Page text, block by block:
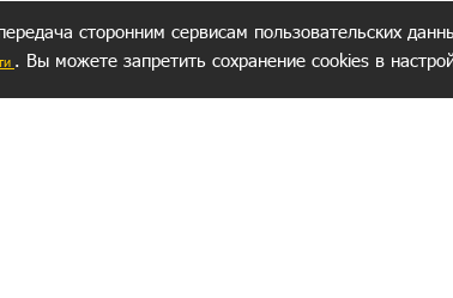
сторонним сервисам пользовательских
. Вы можете запретить сохранение cookies в